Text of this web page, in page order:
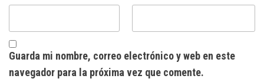
Guarda mi nombre, correo electrónico y web en este
navegador para la próxima vez que comente.